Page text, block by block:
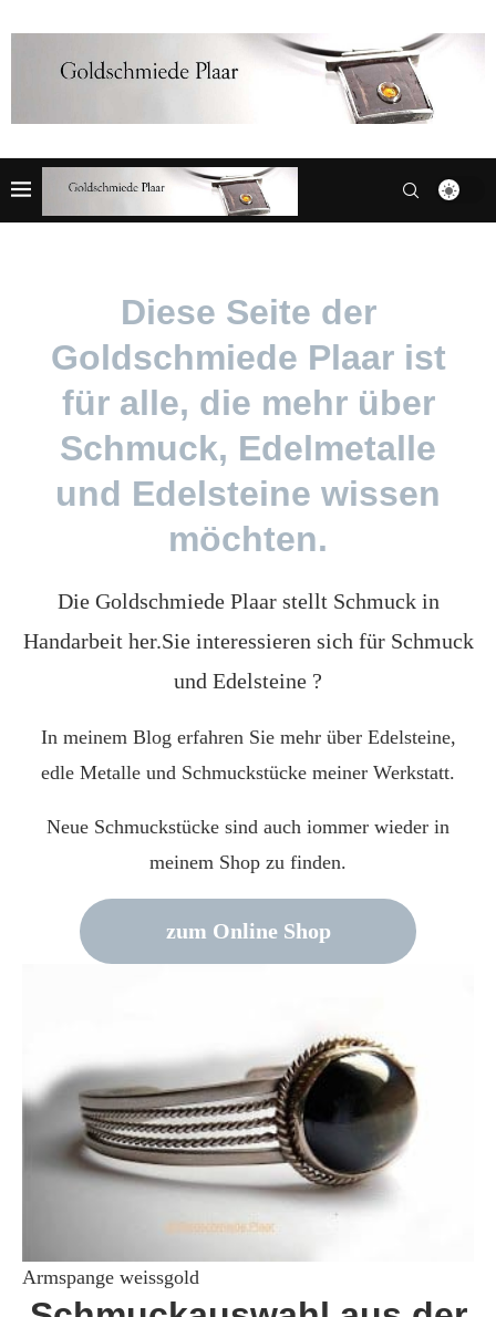
Diese Seite der
Goldschmiede Plaar ist
für alle, die mehr über
Schmuck, Edelmetalle
und Edelsteine wissen
möchten.
Die Goldschmiede Plaar stellt Schmuck in
Handarbeit her.Sie interessieren sich für Schmuck
und Edelsteine ?
In meinem Blog erfahren Sie mehr über Edelsteine,
edle Metalle und Schmuckstücke meiner Werkstatt.
Neue Schmuckstücke sind auch iommer wieder in
meinem Shop zu finden.
zum Online Shop
Armspange weissgold